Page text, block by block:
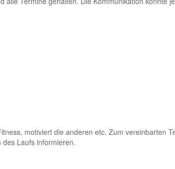
motiviert die anderen etc. Zum vereinbarten
Laufs informieren.